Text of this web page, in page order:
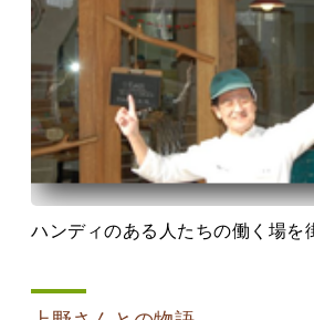
ハンディのある人たちの働く場を